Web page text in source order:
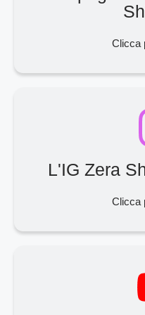
Clicca
L'IG Zera
Clicca